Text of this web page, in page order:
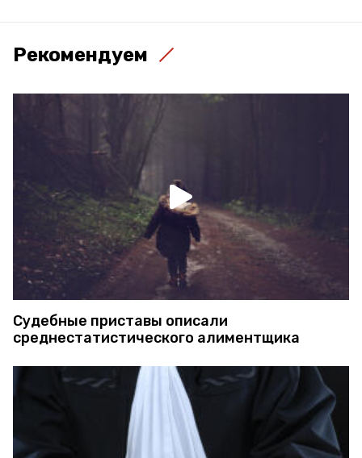
Рекомендуем
Судебные приставы описали
среднестатистического алиментщика